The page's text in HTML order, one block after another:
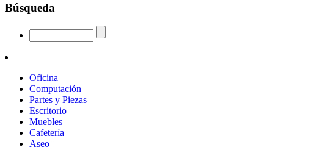
Búsqueda
Oficina
Computación
Partes y Piezas
Escritorio
Muebles
Cafetería
Aseo